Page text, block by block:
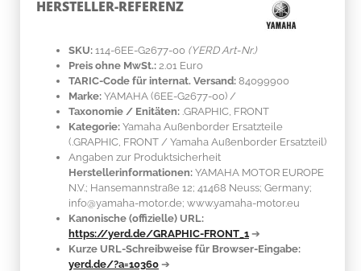
HERSTELLER-REFERENZ
SKU: 114-6EE-G2677-00 (YERD Art-Nr.)
Preis ohne MwSt.: 2.01 Euro
TARIC-Code für internat. Versand: 84099900
Marke: YAMAHA (6EE-G2677-00) /
Taxonomie / Enitäten: .GRAPHIC, FRONT
Kategorie: Yamaha Außenborder Ersatzteile
(.GRAPHIC, FRONT / Yamaha Außenborder Ersatzteil)
Angaben zur Produktsicherheit
Herstellerinformationen: YAMAHA MOTOR EUROPE
N.V.; Hansemannstraße 12; 41468 Neuss; Germany;
info@yamaha-motor.de; www.yamaha-motor.eu
Kanonische (offizielle) URL:
https://yerd.de/GRAPHIC-FRONT_1 ➔
Kurze URL-Schreibweise für Browser-Eingabe:
yerd.de/?a=10360 ➔